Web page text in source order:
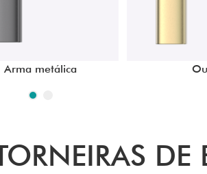
Arma metálica
DE